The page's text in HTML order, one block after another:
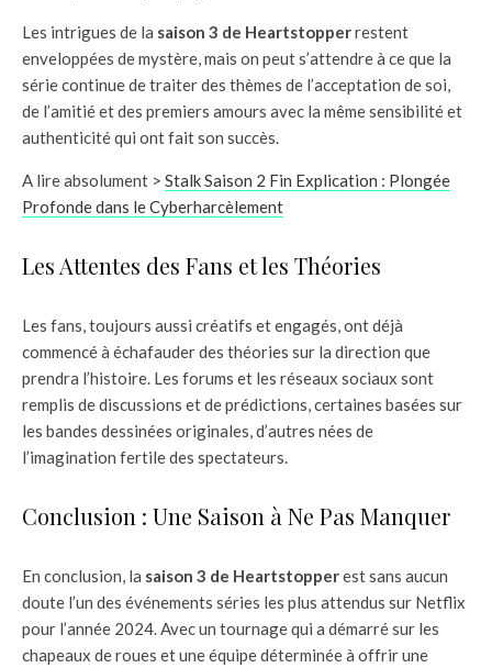
Les intrigues de la saison 3 de Heartstopperrestent
enveloppées de mystère, mais on peut s’attendre à ce que la
série continue de traiter des thèmes de l’acceptation de soi,
de l’amitié et des premiers amours avec la même sensibilité et
authenticité qui ont fait son succès.
A lire absolument > Stalk Saison 2 Fin Explication : Plongée
Profonde dans le Cyberharcèlement
Les Attentes des Fans et les Théories
Les fans, toujours aussi créatifs et engagés, ont déjà
commencé à échafauder des théories sur la direction que
prendra l’histoire. Les forums et les réseaux sociaux sont
remplis de discussions et de prédictions, certaines basées sur
les bandes dessinées originales, d’autres nées de
l’imagination fertile des spectateurs.
Conclusion : Une Saison à Ne Pas Manquer
En conclusion, la saison 3 de Heartstopperest sans aucun
doute l’un des événements séries les plus attendus sur Netflix
pour l’année 2024. Avec un tournage qui a démarré sur les
chapeaux de roues et une équipe déterminée à offrir une